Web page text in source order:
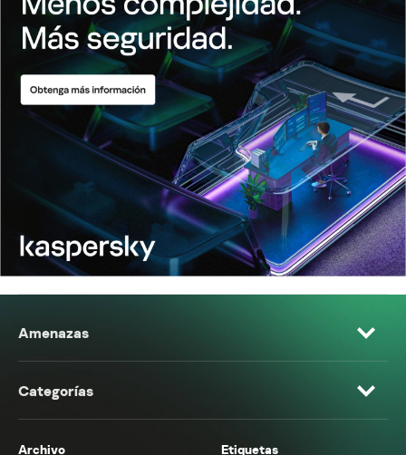
Amenazas
Categorías
Archivo Etiquetas